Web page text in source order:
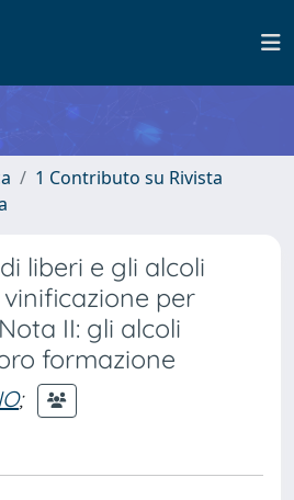
1 Contributo su Rivista
liberi e gli alcoli
per
II: gli alcoli
formazione
;